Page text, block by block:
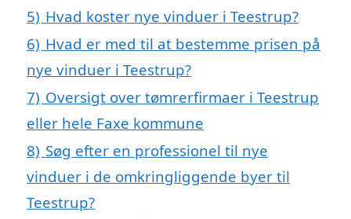
5) Hvad koster nye vinduer i Teestrup?
6) Hvad er med til at bestemme prisen på
nye vinduer i Teestrup?
7) Oversigt over tømrerfirmaer i Teestrup
eller hele Faxe kommune
8) Søg efter en professionel til nye
vinduer i de omkringliggende byer til
Teestrup?